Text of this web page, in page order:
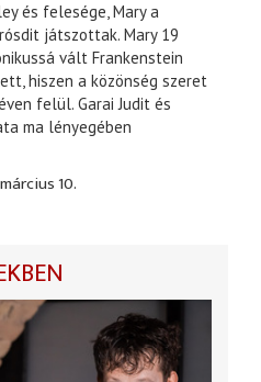
és felesége, Mary a
játszottak. Mary 19
vált Frankenstein
hiszen a közönség szeret
felül. Garai Judit és
ma lényegében
10.